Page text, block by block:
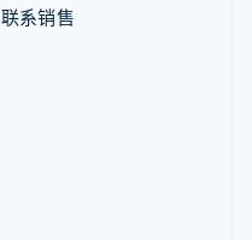
联系销售